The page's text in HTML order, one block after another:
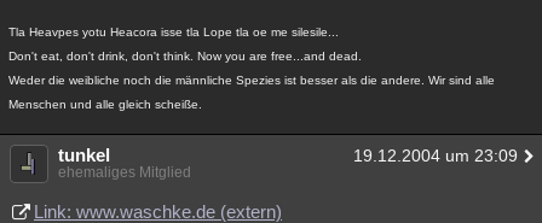
Tla Heavpes yotu Heacora isse tla Lope tla oe me silesile...
Don't eat, don't drink, don't think. Now you are free...and dead.
Weder die weibliche noch die männliche Spezies ist besser als die andere. Wir sind alle
Menschen und alle gleich scheiße.
tunkel 19.12.2004 um 23:09
ehemaliges Mitglied
Link: www.waschke.de (extern)